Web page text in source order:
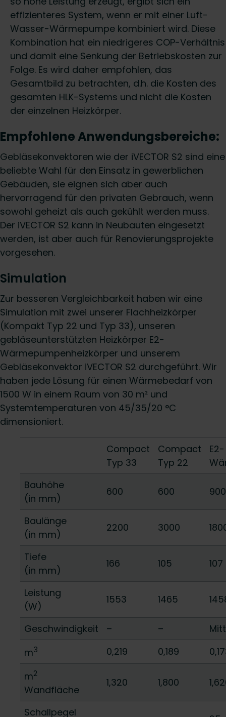
effizienteres System, wenn er mit einer Luft-
Wasser-Wärmepumpe kombiniert wird. Diese
Kombination hat ein niedrigeres COP-Verhältnis
und damit eine Senkung der Betriebskosten zur
Folge. Es wird daher empfohlen, das
Gesamtbild zu betrachten, d.h. die Kosten des
gesamten HLK-Systems und nicht die Kosten
der einzelnen Heizkörper.
Empfohlene Anwendungsbereiche:
Gebläsekonvektoren wie der iVECTOR S2 sind eine
beliebte Wahl für den Einsatz in gewerblichen
Gebäuden, sie eignen sich aber auch
hervorragend für den privaten Gebrauch, wenn
sowohl geheizt als auch gekühlt werden muss.
Der iVECTOR S2 kann in Neubauten eingesetzt
werden, ist aber auch für Renovierungsprojekte
vorgesehen.
Simulation
Zur besseren Vergleichbarkeit haben wir eine
Simulation mit zwei unserer Flachheizkörper
(Kompakt Typ 22 und Typ 33), unseren
gebläseunterstützten Heizkörper E2-
Wärmepumpenheizkörper und unserem
Gebläsekonvektor iVECTOR S2 durchgeführt. Wir
haben jede Lösung für einen Wärmebedarf von
1500 W in einem Raum von 30 m² und
Systemtemperaturen von 45/35/20 °C
dimensioniert.
Compact
Typ 33
Compact
Typ 22
E2-
Bauhöhe
(in mm)
600 600 900
Baulänge
(in mm)
2200 3000
Tiefe
(in mm)
166 105 107
Leistung
(W)
1553 1465
Geschwindigkeit – –
m3 0,219 0,189
m2
Wandfläche
1,320 1,800
Schallpegel